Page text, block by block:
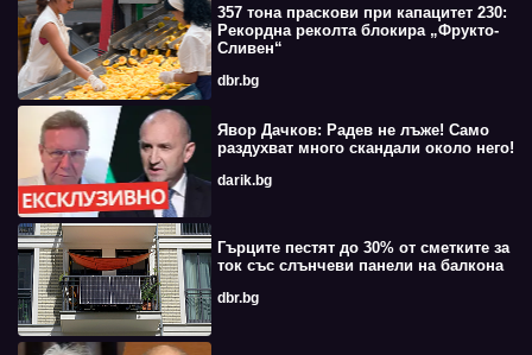
357 тона праскови при капацитет 230:
Рекордна реколта блокира „Фрукто-
Сливен“
dbr.bg
Явор Дачков: Радев не лъже! Само
раздухват много скандали около него!
darik.bg
Гърците пестят до 30% от сметките за
ток със слънчеви панели на балкона
dbr.bg